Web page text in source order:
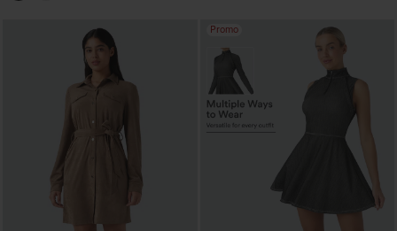
Promo